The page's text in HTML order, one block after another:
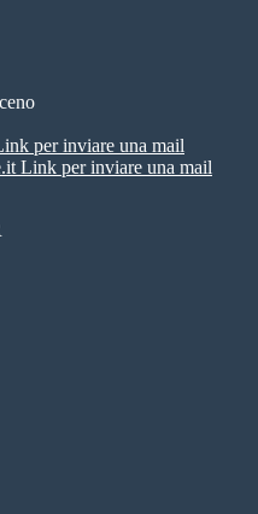
per inviare una mail
Link per inviare una mail